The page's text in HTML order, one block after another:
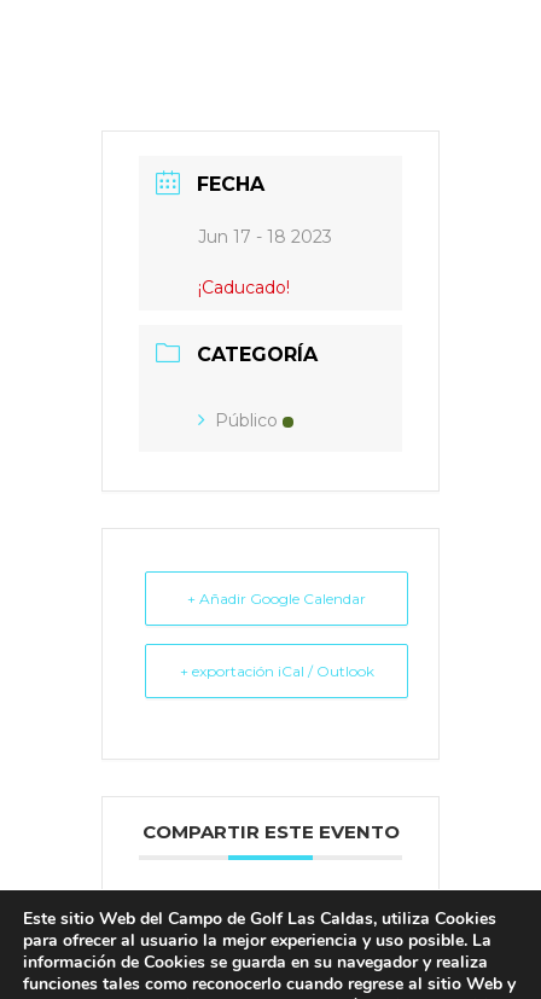
FECHA
Jun 17 - 18 2023
¡Caducado!
CATEGORÍA
Público
+ Añadir Google Calendar
+ exportación iCal / Outlook
COMPARTIR ESTE EVENTO
Este sitio Web del Campo de Golf Las Caldas, utiliza Cookies
para ofrecer al usuario la mejor experiencia y uso posible. La
información de Cookies se guarda en su navegador y realiza
funciones tales como reconocerlo cuando regrese al sitio Web y